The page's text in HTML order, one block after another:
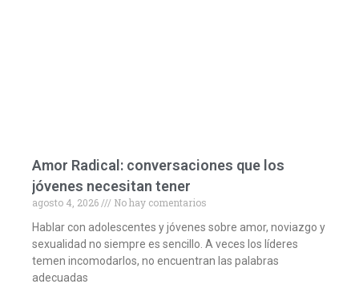
Amor Radical: conversaciones que los
jóvenes necesitan tener
agosto 4, 2026
No hay comentarios
Hablar con adolescentes y jóvenes sobre amor, noviazgo y
sexualidad no siempre es sencillo. A veces los líderes
temen incomodarlos, no encuentran las palabras
adecuadas